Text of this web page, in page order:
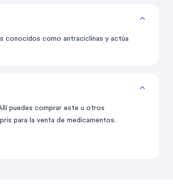
conocidos como antraciclinas y actúa
puedes comprar este u otros
para la venta de medicamentos.